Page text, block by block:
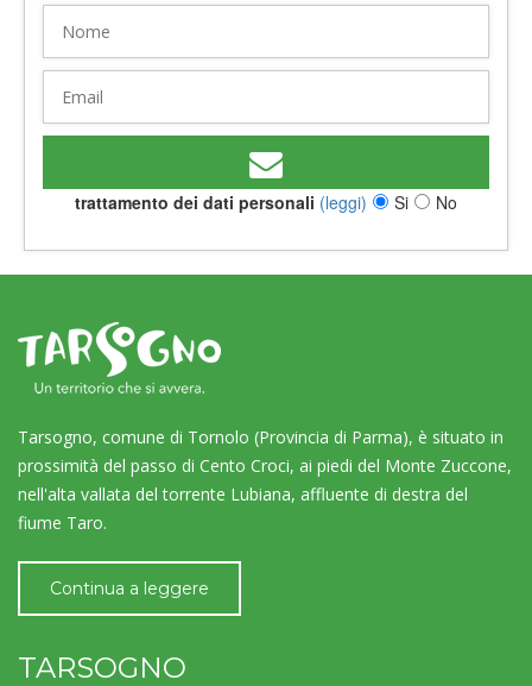
trattamento dei dati personali (leggi) Si No
Tarsogno, comune di Tornolo (Provincia di Parma), è situato in
prossimità del passo di Cento Croci, ai piedi del Monte Zuccone,
nell'alta vallata del torrente Lubiana, affluente di destra del
fiume Taro.
Continua a leggere
TARSOGNO